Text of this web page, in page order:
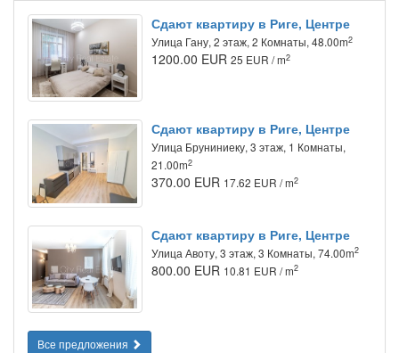
Сдают квартиру в Риге, Центре
Улица Гану, 2 этаж, 2 Комнаты, 48.00m2
1200.00 EUR 25 EUR / m2
Сдают квартиру в Риге, Центре
Улица Бруниниеку, 3 этаж, 1 Комнаты,
21.00m2
370.00 EUR 17.62 EUR / m2
Сдают квартиру в Риге, Центре
Улица Авоту, 3 этаж, 3 Комнаты, 74.00m2
800.00 EUR 10.81 EUR / m2
Все предложения